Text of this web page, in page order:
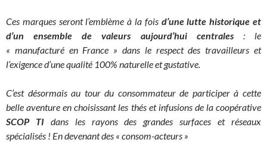
Ces marques seront l’emblème à la fois d’une lutte historique et
d’un ensemble de valeurs aujourd’hui centrales: le
« manufacturé en France » dans le respect des travailleurs et
l’exigence d’une qualité 100% naturelle et gustative.
C’est désormais au tour du consommateur de participer à cette
belle aventure en choisissant les thés et infusions de la coopérative
SCOP TIdans les rayons des grandes surfaces et réseaux
spécialisés ! En devenant des « consom-acteurs »